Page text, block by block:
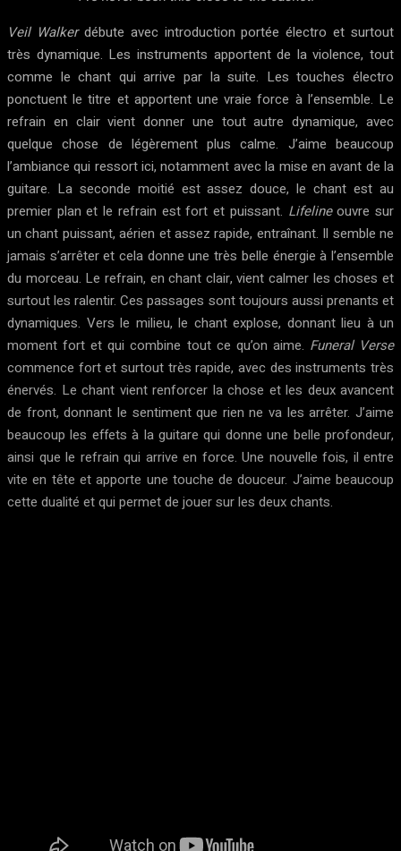
Veil Walkerdébute avec introduction portée électro et surtout
très dynamique. Les instruments apportent de la violence, tout
comme le chant qui arrive par la suite. Les touches électro
ponctuent le titre et apportent une vraie force à l’ensemble. Le
refrain en clair vient donner une tout autre dynamique, avec
quelque chose de légèrement plus calme. J’aime beaucoup
l’ambiance qui ressort ici, notamment avec la mise en avant de la
guitare. La seconde moitié est assez douce, le chant est au
premier plan et le refrain est fort et puissant. Lifelineouvre sur
un chant puissant, aérien et assez rapide, entraînant. Il semble ne
jamais s’arrêter et cela donne une très belle énergie à l’ensemble
du morceau. Le refrain, en chant clair, vient calmer les choses et
surtout les ralentir. Ces passages sont toujours aussi prenants et
dynamiques. Vers le milieu, le chant explose, donnant lieu à un
moment fort et qui combine tout ce qu’on aime. Funeral Verse
commence fort et surtout très rapide, avec des instruments très
énervés. Le chant vient renforcer la chose et les deux avancent
de front, donnant le sentiment que rien ne va les arrêter. J’aime
beaucoup les effets à la guitare qui donne une belle profondeur,
ainsi que le refrain qui arrive en force. Une nouvelle fois, il entre
vite en tête et apporte une touche de douceur. J’aime beaucoup
cette dualité et qui permet de jouer sur les deux chants.